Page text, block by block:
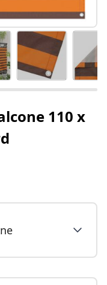
110 x